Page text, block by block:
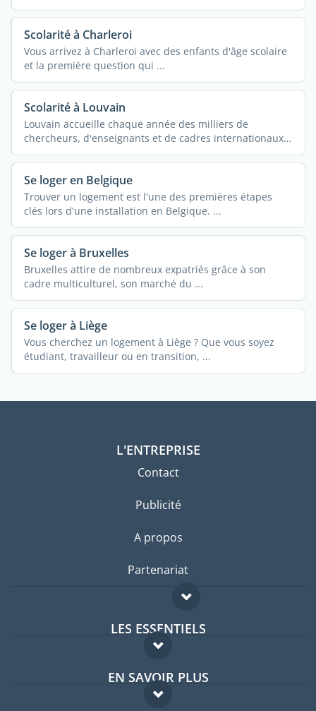
Scolarité à Charleroi
Vous arrivez à Charleroi avec des enfants d'âge scolaire
et la première question qui ...
Scolarité à Louvain
Louvain accueille chaque année des milliers de
chercheurs, d'enseignants et de cadres internationaux
...
Se loger en Belgique
Trouver un logement est l'une des premières étapes
clés lors d'une installation en Belgique. ...
Se loger à Bruxelles
Bruxelles attire de nombreux expatriés grâce à son
cadre multiculturel, son marché du ...
Se loger à Liège
Vous cherchez un logement à Liège ? Que vous soyez
étudiant, travailleur ou en transition, ...
L'ENTREPRISE
Contact
Publicité
A propos
Partenariat
LES ESSENTIELS
Forum expatriés
Guides pays
EN SAVOIR PLUS
FAQ